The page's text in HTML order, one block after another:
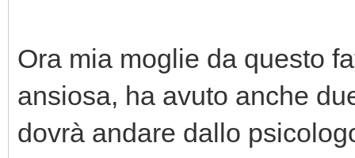
Ora mia moglie da questo
ansiosa, ha avuto anche
dovrà andare dallo